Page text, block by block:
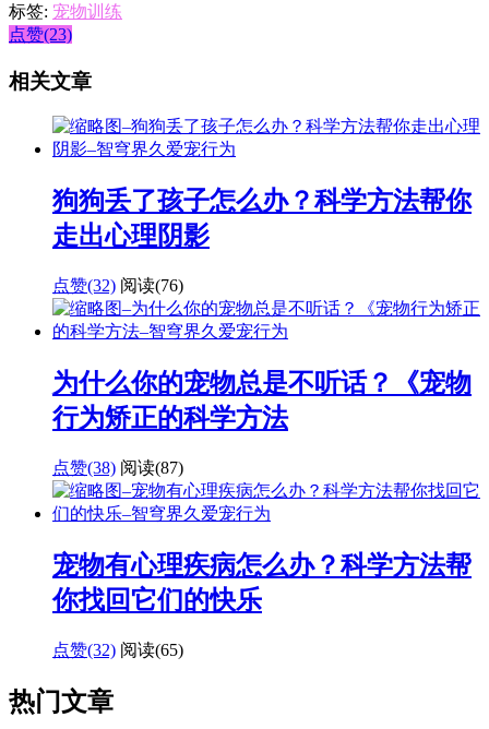
标签: 宠物训练
点赞(23)
相关文章
狗狗丢了孩子怎么办？科学方法帮你
走出心理阴影
点赞(32) 阅读(76)
为什么你的宠物总是不听话？《宠物
行为矫正的科学方法
点赞(38) 阅读(87)
宠物有心理疾病怎么办？科学方法帮
你找回它们的快乐
点赞(32) 阅读(65)
热门文章